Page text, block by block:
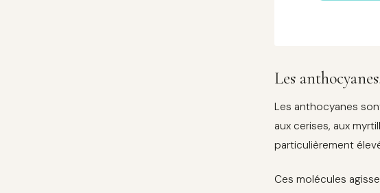
Les
Les anthocyanes
aux cerises, aux
particulièrement
Ces molécules